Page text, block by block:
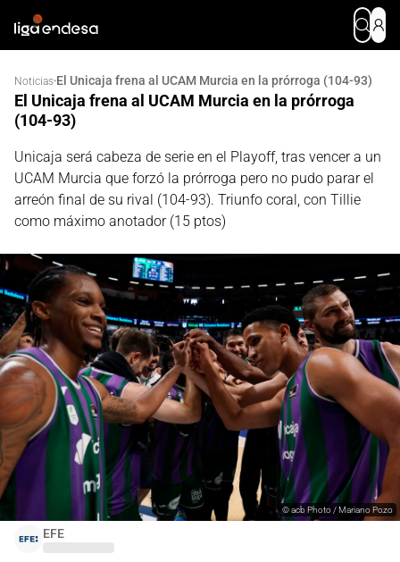
Noticias·El Unicaja frena al UCAM Murcia en la prórroga (104-93)
El Unicaja frena al UCAM Murcia en la prórroga
(104-93)
Unicaja será cabeza de serie en el Playoff, tras vencer a un
UCAM Murcia que forzó la prórroga pero no pudo parar el
arreón final de su rival (104-93). Triunfo coral, con Tillie
como máximo anotador (15 ptos)
EFE
©acb Photo / Mariano Pozo